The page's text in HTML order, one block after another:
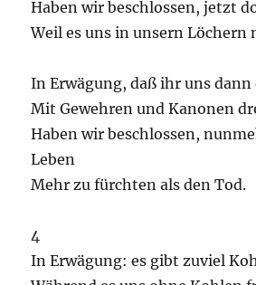
Haben wir beschlossen, jetzt
Weil es uns in unsern Löchern
In Erwägung, daß ihr uns dann
Mit Gewehren und Kanonen
Haben wir beschlossen,
Leben
Mehr zu fürchten als den Tod.
4
In Erwägung: es gibt zuviel